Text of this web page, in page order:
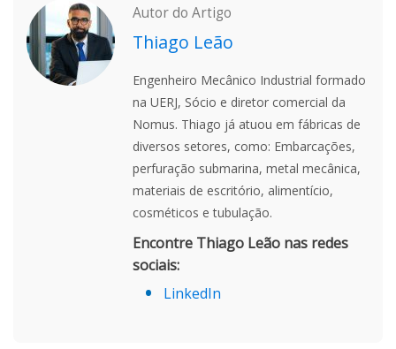
Autor do Artigo
Thiago Leão
Engenheiro Mecânico Industrial formado
na UERJ, Sócio e diretor comercial da
Nomus. Thiago já atuou em fábricas de
diversos setores, como: Embarcações,
perfuração submarina, metal mecânica,
materiais de escritório, alimentício,
cosméticos e tubulação.
Encontre Thiago Leão nas redes
sociais:
LinkedIn